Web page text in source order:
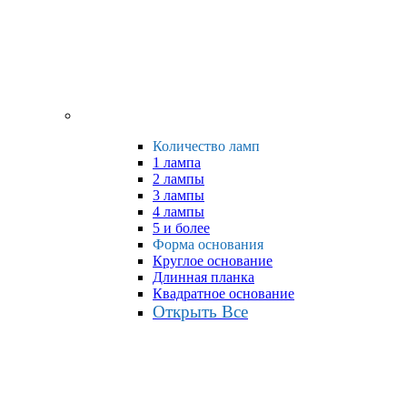
Количество ламп
1 лампа
2 лампы
3 лампы
4 лампы
5 и более
Форма основания
Круглое основание
Длинная планка
Квадратное основание
Открыть Все